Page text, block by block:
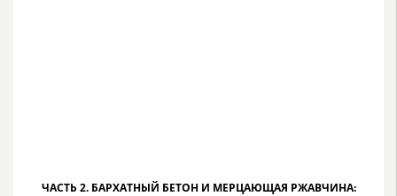
ЧАСТЬ 2. БАРХАТНЫЙ БЕТОН И МЕРЦАЮЩАЯ РЖАВЧИНА: